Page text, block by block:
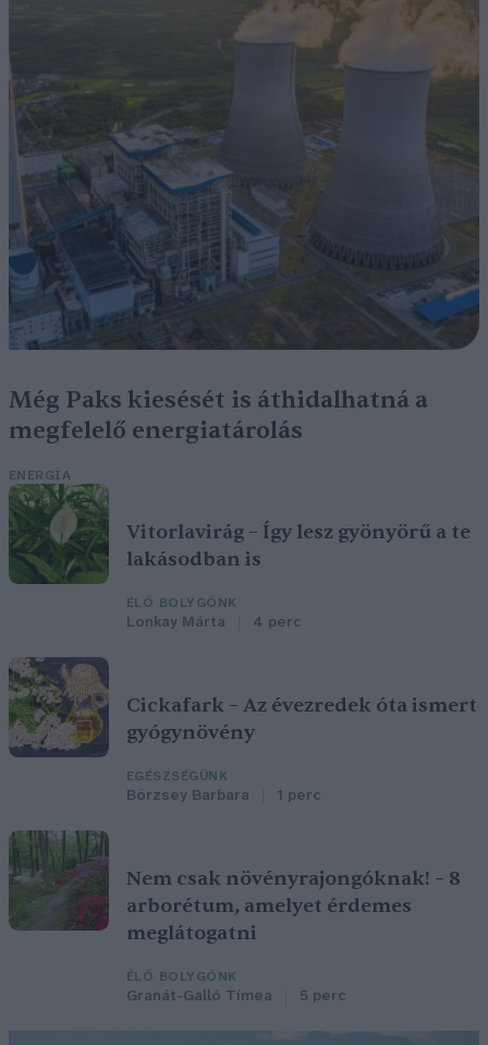
Még Paks kiesését is áthidalhatná a
megfelelő energiatárolás
ENERGIA
Vitorlavirág – Így lesz gyönyörű a te
lakásodban is
ÉLŐ BOLYGÓNK
Lonkay Márta 4 perc
Cickafark – Az évezredek óta ismert
gyógynövény
EGÉSZSÉGÜNK
Börzsey Barbara 1 perc
Nem csak növényrajongóknak! – 8
arborétum, amelyet érdemes
meglátogatni
ÉLŐ BOLYGÓNK
Granát-Galló Tímea 5 perc